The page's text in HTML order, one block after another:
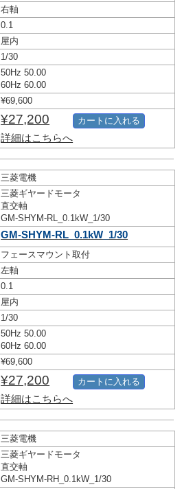
右軸
0.1
屋内
1/30
50Hz 50.00
60Hz 60.00
¥69,600
¥27,200
詳細はこちらへ
カートに入れる
三菱電機
三菱ギヤードモータ
直交軸
GM-SHYM-RL_0.1kW_1/30
GM-SHYM-RL_0.1kW_1/30
フェースマウント取付
左軸
0.1
屋内
1/30
50Hz 50.00
60Hz 60.00
¥69,600
¥27,200
詳細はこちらへ
カートに入れる
三菱電機
三菱ギヤードモータ
直交軸
GM-SHYM-RH_0.1kW_1/30